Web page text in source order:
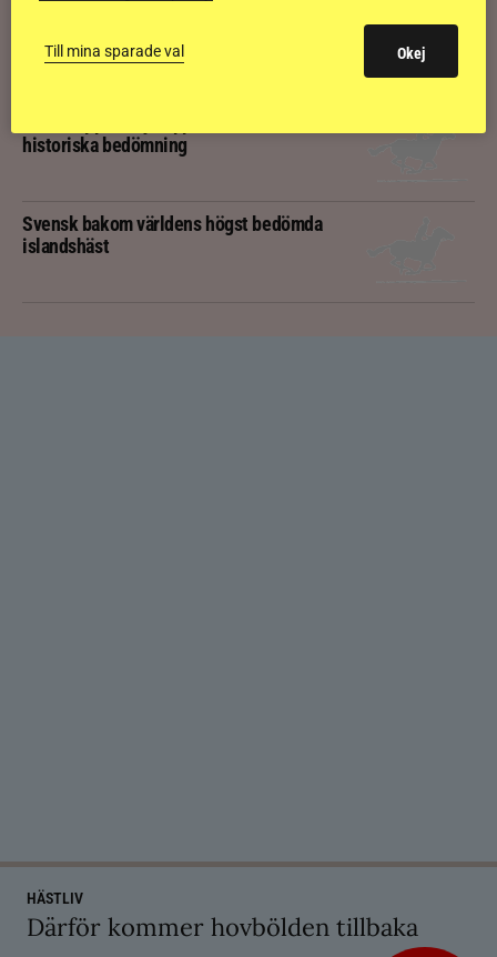
av sexåringarna på Landsmót
historiska bedömning
Svensk bakom världens högst bedömda
islandshäst
HÄSTLIV
Därför kommer hovbölden tillbaka
Till mina sparade val Okej